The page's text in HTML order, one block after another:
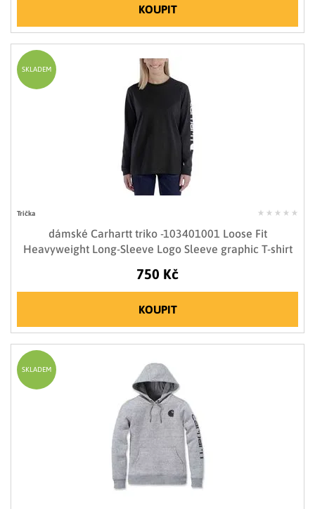
KOUPIT
Trička
dámské Carhartt triko -103401001 Loose Fit
Heavyweight Long-Sleeve Logo Sleeve graphic T-shirt
750 Kč
KOUPIT
SKLADEM
SKLADEM